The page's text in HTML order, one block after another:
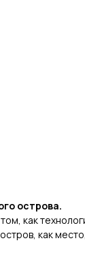
острова.
как
как место,